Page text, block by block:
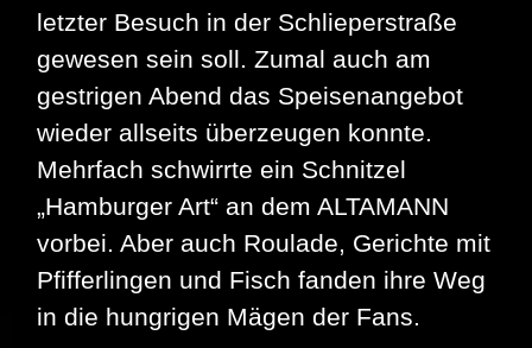
letzter Besuch in der Schlieperstraße
gewesen sein soll. Zumal auch am
gestrigen Abend das Speisenangebot
wieder allseits überzeugen konnte.
Mehrfach schwirrte ein Schnitzel
„Hamburger Art“ an dem ALTAMANN
vorbei. Aber auch Roulade, Gerichte mit
Pfifferlingen und Fisch fanden ihre Weg
in die hungrigen Mägen der Fans.